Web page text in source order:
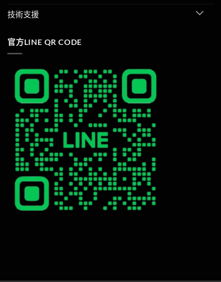
技術支援
官方LINE QR CODE